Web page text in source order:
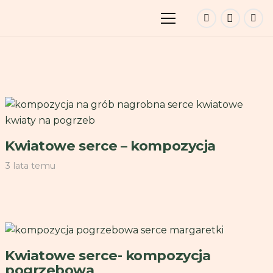
Kwiatowe serce – kompozycja
3 lata temu
Kwiatowe serce- kompozycja